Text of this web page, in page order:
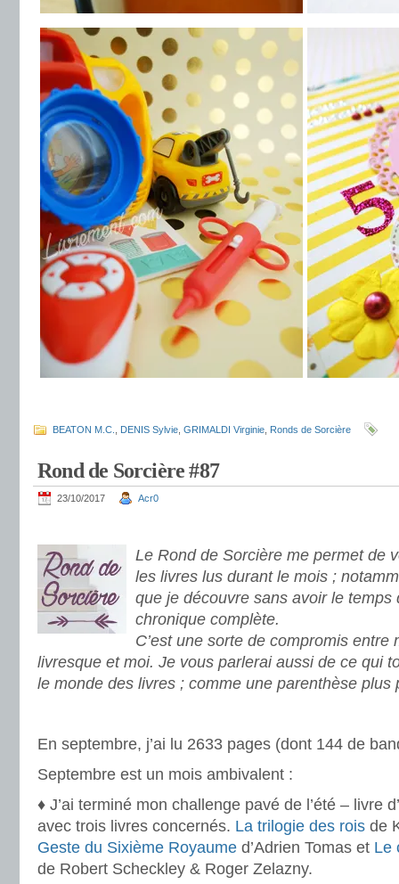
BEATON M.C. DENIS Sylvie GRIMALDI Virginie Ronds de Sorcière
Rond de Sorcière #87
23/10/2017 Acr0
Le Rond de Sorcière me permet de
les livres lus durant le mois ;
que je découvre sans avoir le temps
chronique complète.
C’est une sorte de compromis entre
livresque et moi. Je vous parlerai aussi de ce qui
le monde des livres ; comme une parenthèse plus
En septembre, j’ai lu 2633 pages (dont 144 de
Septembre est un mois ambivalent :
♦ J’ai terminé mon challenge pavé de l’été – livre
avec trois livres concernés. La trilogie des rois de
Geste du Sixième Royaume d’Adrien Tomas et Le
de Robert Scheckley & Roger Zelazny.